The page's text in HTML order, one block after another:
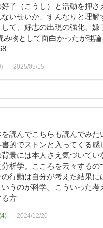
子（こうし）と活動を押
いせいか、すんなりと理
て、好志の出現の強化、
物として面白かったが理
) 2025/05/15
読んでこちらも読んでみ
的でストンと入ってくる
景には本人さえ気づいてい
析学。こころを云々する
行動は自分が考えた結果
うのが科学。こういった
る方
4) 2024/12/20